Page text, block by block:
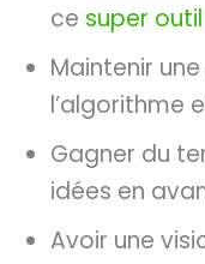
ce super outil
Maintenir
l’algorithme
Gagner du
idées en
Avoir une